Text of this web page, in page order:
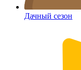
Дачный сезон